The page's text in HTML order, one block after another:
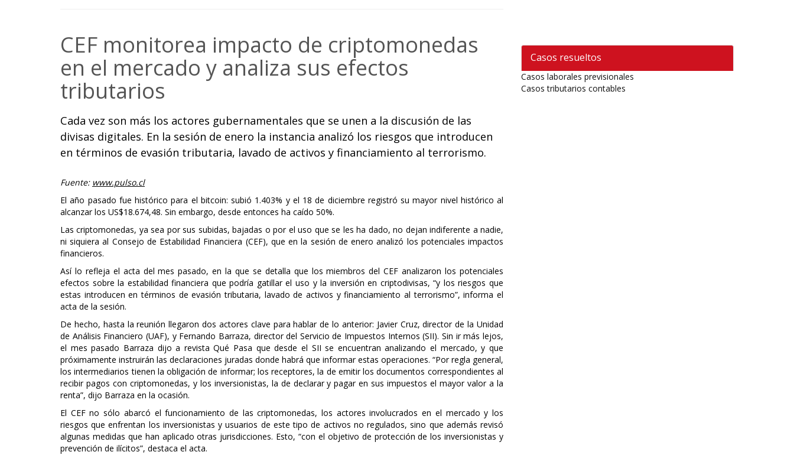
CEF monitorea impacto de criptomonedas
en el mercado y analiza sus efectos
tributarios
Cada vez son más los actores gubernamentales que se unen a la discusión de las
divisas digitales. En la sesión de enero la instancia analizó los riesgos que introducen
en términos de evasión tributaria, lavado de activos y financiamiento al terrorismo.
Fuente: www.pulso.cl
El año pasado fue histórico para el bitcoin: subió 1.403% y el 18 de diciembre registró su mayor nivel histórico al
alcanzar los US$18.674,48. Sin embargo, desde entonces ha caído 50%.
Las criptomonedas, ya sea por sus subidas, bajadas o por el uso que se les ha dado, no dejan indiferente a nadie,
ni siquiera al Consejo de Estabilidad Financiera (CEF), que en la sesión de enero analizó los potenciales impactos
financieros.
Así lo refleja el acta del mes pasado, en la que se detalla que los miembros del CEF analizaron los potenciales
efectos sobre la estabilidad financiera que podría gatillar el uso y la inversión en criptodivisas, “y los riesgos que
estas introducen en términos de evasión tributaria, lavado de activos y financiamiento al terrorismo”, informa el
acta de la sesión.
De hecho, hasta la reunión llegaron dos actores clave para hablar de lo anterior: Javier Cruz, director de la Unidad
de Análisis Financiero (UAF), y Fernando Barraza, director del Servicio de Impuestos Internos (SII). Sin ir más lejos,
el mes pasado Barraza dijo a revista Qué Pasa que desde el SII se encuentran analizando el mercado, y que
próximamente instruirán las declaraciones juradas donde habrá que informar estas operaciones. “Por regla general,
los intermediarios tienen la obligación de informar; los receptores, la de emitir los documentos correspondientes al
recibir pagos con criptomonedas, y los inversionistas, la de declarar y pagar en sus impuestos el mayor valor a la
renta”, dijo Barraza en la ocasión.
El CEF no sólo abarcó el funcionamiento de las criptomonedas, los actores involucrados en el mercado y los
riesgos que enfrentan los inversionistas y usuarios de este tipo de activos no regulados, sino que además revisó
algunas medidas que han aplicado otras jurisdicciones. Esto, “con el objetivo de protección de los inversionistas y
prevención de ilícitos”, destaca el acta.
Casos resueltos
Casos laborales previsionales
Casos tributarios contables